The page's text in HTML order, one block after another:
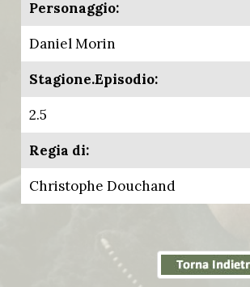
Personaggio:
Daniel Morin
Stagione.Episodio:
2.5
Regia di:
Christophe Douchand